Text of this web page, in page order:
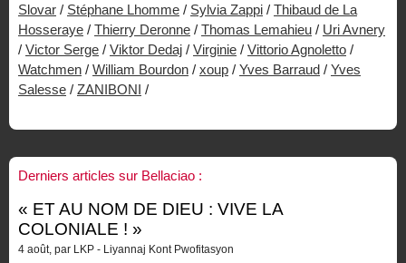
Slovar / Stéphane Lhomme / Sylvia Zappi / Thibaud de La
Hosseraye / Thierry Deronne / Thomas Lemahieu / Uri Avnery
/ Victor Serge / Viktor Dedaj / Virginie / Vittorio Agnoletto /
Watchmen / William Bourdon / xoup / Yves Barraud / Yves
Salesse / ZANIBONI /
Derniers articles sur Bellaciao :
« ET AU NOM DE DIEU : VIVE LA
COLONIALE ! »
4 août, par LKP - Liyannaj Kont Pwofitasyon